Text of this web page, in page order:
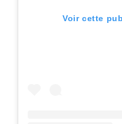
Voir cette